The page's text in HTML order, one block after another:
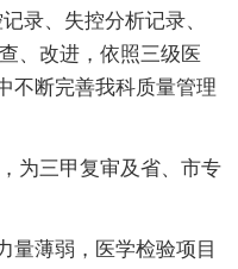
录、失控分析记录、
、改进，依照三级医
不断完善我科质量管理
三甲复审及省、市专
薄弱，医学检验项目